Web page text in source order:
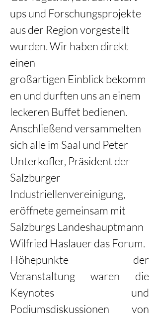
ups und Forschungsprojekte
aus der Region vorgestellt
wurden. Wir haben direkt
einen
großartigen Einblick bekomm
en und durften uns an einem
leckeren Buffet bedienen.
Anschließend versammelten
sich alle im Saal und Peter
Unterkofler, Präsident der
Salzburger
Industriellenvereinigung,
eröffnete gemeinsam mit
Salzburgs Landeshauptmann
Wilfried Haslauer das Forum.
Höhepunkte der
Veranstaltung waren die
Keynotes und
Podiumsdiskussionen von